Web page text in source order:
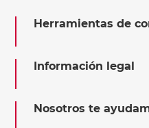
Herramientas de
Información legal
Nosotros te